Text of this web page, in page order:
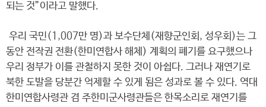
되는 것”이라고 말했다.
우리 국민(1,007만 명)과 보수단체(재향군인회, 성우회)는 그
동안 전작권 전환(한미연합사 해체) 계획의 폐기를 요구했으나
우리 정부가 이를 관철하지 못한 것이 아쉽다. 그러나 재연기로
북한 도발을 당분간 억제할 수 있게 됨은 성과로 볼 수 있다. 역대
한미연합사령관 겸 주한미군사령관들은 한목소리로 재연기를